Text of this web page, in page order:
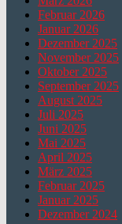
Februar 2026
Januar 2026
Dezember 2025
November 2025
Oktober 2025
September 2025
August 2025
Juli 2025
Juni 2025
Mai 2025
April 2025
März 2025
Februar 2025
Januar 2025
Dezember 2024